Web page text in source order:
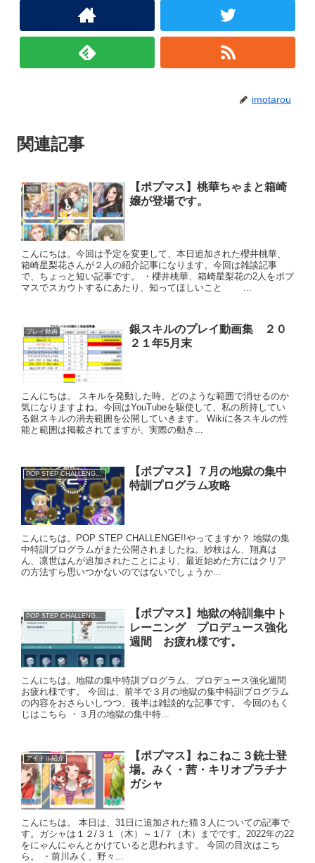
imotarou
関連記事
雑談
【ポプマス】桃華ちゃまと箱崎
嬢が登場です。
こんにちは。今回は予定を変更して、本日追加された櫻井桃華、
箱崎星梨花さんが２人の紹介記事になります。今回は雑談記事
で、ちょっと短い記事です。 ・櫻井桃華、箱崎星梨花の2人をポプ
マスでスカウトするにあたり、知ってほしいこと ...
プレイ動画
銀スキルのプレイ動画集 ２０
２１年5月末
こんにちは。 スキルを発動した時、どのような範囲で消せるのか
気になりますよね。今回はYouTubeを駆使して、私の所持してい
る銀スキルの消去範囲を公開していきます。 Wikiに各スキルの性
能と範囲は掲載されてますが、実際の動き...
POP STEP CHALLENGE!!
【ポプマス】７月の地獄の集中
特訓プログラム攻略
こんにちは。POP STEP CHALLENGE!!やってますか？ 地獄の集
中特訓プログラムがまた公開されましたね。紗枝はん、翔真は
ん、凛世はんが追加されたことにより、最近始めた方にはクリア
の方法すら思いつかないのではないでしょうか...
POP STEP CHALLENGE!!
【ポプマス】地獄の特訓集中ト
レーニング プロデュース強化
週間 お疲れ様です。
こんにちは。地獄の集中特訓プログラム、プロデュース強化週間
お疲れ様です。 今回は、前半で３月の地獄の集中特訓プログラム
の内容をおさらいしつつ、後半は雑談的な記事です。 今回のもく
じはこちら ・３月の地獄の集中特...
アイドル紹介
【ポプマス】ねこねこ３銃士登
場。みく・茜・キリオプラチナ
ガシャ
こんにちは。 本日は、31日に追加された猫３人についての記事で
す。ガシャは１２/３１（木）～１/７（木）までです。2022年の22
をにゃんにゃんとかけていると思われます。 今回の目次はこち
ら。 ・前川みく、野々...